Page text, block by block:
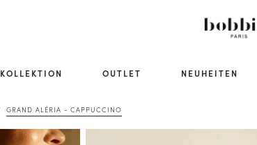
KOLLEKTION OUTLET NEUHEITEN
GRAND ALÉRIA - CAPPUCCINO